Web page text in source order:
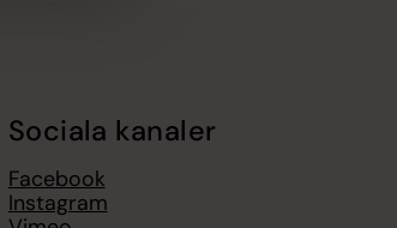
Sociala kanaler
Facebook
Instagram